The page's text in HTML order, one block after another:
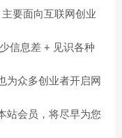
要面向互联网创业
信息差 + 见识各种
为众多创业者开启网
站会员，将尽早为您